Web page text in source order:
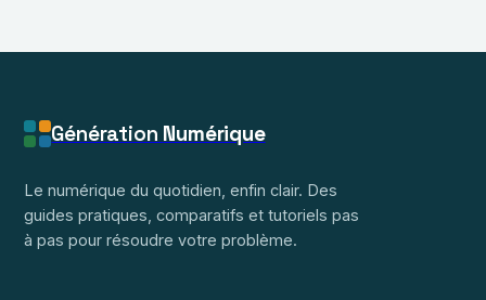
enjeux, usages
langue du
Génération Numérique
Le numérique du quotidien, enfin clair. Des
guides pratiques, comparatifs et tutoriels pas
à pas pour résoudre votre problème.